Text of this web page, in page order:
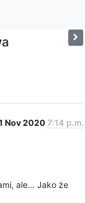
Nov 2020 7:14 p.m.
ale... Jako że